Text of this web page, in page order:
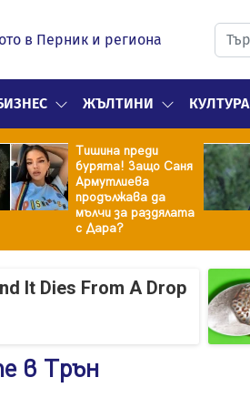
в Перник и региона
ЖЪЛТИНИ КУЛТУРА
Тишина преди
бурята! Защо Саня
Армутлиева
продължава да
мълчи за раздялата
с Дара?
It Dies From A Drop
в Трън